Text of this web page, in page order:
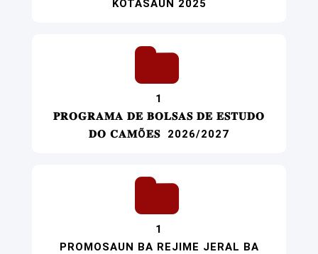
KOTASAUN 2025
1
𝐏𝐑𝐎𝐆𝐑𝐀𝐌𝐀 𝐃𝐄 𝐁𝐎𝐋𝐒𝐀𝐒 𝐃𝐄 𝐄𝐒𝐓𝐔𝐃𝐎
𝐃𝐎 𝐂𝐀𝐌Õ𝐄𝐒 2026/2027
1
PROMOSAUN BA REJIME JERAL BA